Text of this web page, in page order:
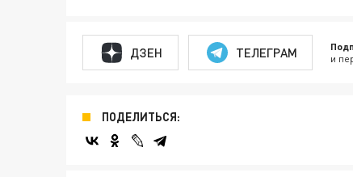
ДЗЕН ТЕЛЕГРАМ и
ПОДЕЛИТЬСЯ: